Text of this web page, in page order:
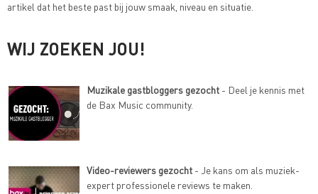
artikel dat het beste past bij jouw smaak, niveau en situatie.
WIJ ZOEKEN JOU!
Muzikale gastbloggers gezocht - Deel je kennis met
de Bax Music community.
Video-reviewers gezocht - Je kans om als muziek-
expert professionele reviews te maken.